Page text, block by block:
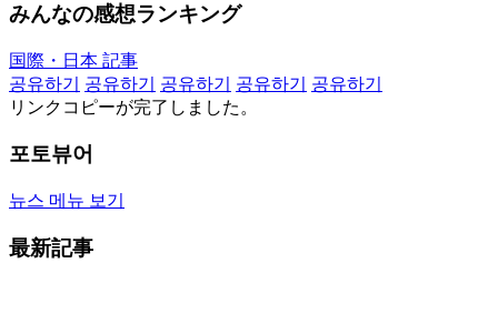
みんなの感想ランキング
国際・日本 記事
공유하기
공유하기 공유하기 공유하기
공유하기
リンクコピーが完了しました。
포토뷰어
뉴스 메뉴 보기
最新記事